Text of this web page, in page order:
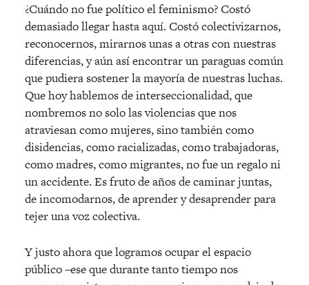
¿Cuándo no fue político el feminismo? Costó
demasiado llegar hasta aquí. Costó colectivizarnos,
reconocernos, mirarnos unas a otras con nuestras
diferencias, y aún así encontrar un paraguas común
que pudiera sostener la mayoría de nuestras luchas.
Que hoy hablemos de interseccionalidad, que
nombremos no solo las violencias que nos
atraviesan como mujeres, sino también como
disidencias, como racializadas, como trabajadoras,
como madres, como migrantes, no fue un regalo ni
un accidente. Es fruto de años de caminar juntas,
de incomodarnos, de aprender y desaprender para
tejer una voz colectiva.
Y justo ahora que logramos ocupar el espacio
público –ese que durante tanto tiempo nos